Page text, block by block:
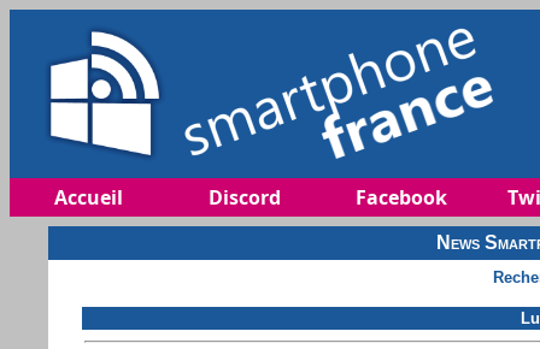
Accueil Discord Facebook
News